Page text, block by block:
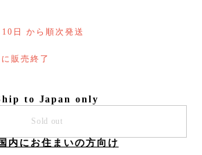
日 から順次発送
販売終了
to Japan only
Sold out
内にお住まいの方向け